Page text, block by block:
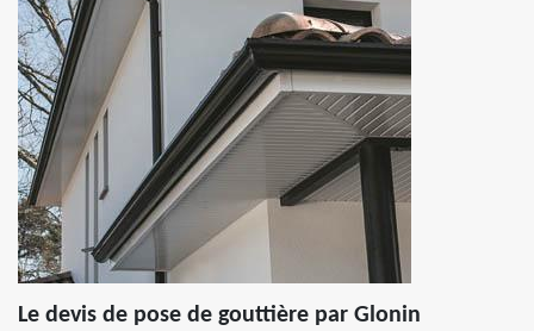
Le devis de pose de gouttière par Glonin